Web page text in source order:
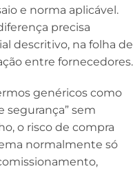
e norma aplicável.
precisa
descritivo, na folha de
entre fornecedores.
genéricos como
segurança” sem
o risco de compra
normalmente só